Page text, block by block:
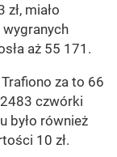
miało
aż 55 171.
za to 66
czwórki
było również
10 zł.